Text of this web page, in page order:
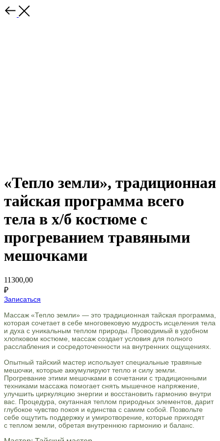
«Тепло земли», традиционная
тайская программа всего
тела в х/б костюме с
прогреванием травяными
мешочками
11300,00
₽
Записаться
Массаж «Тепло земли» — это традиционная тайская программа,
которая сочетает в себе многовековую мудрость исцеления тела
и духа с уникальным теплом природы. Проводимый в удобном
хлопковом костюме, массаж создает условия для полного
расслабления и сосредоточенности на внутренних ощущениях.
Опытный тайский мастер использует специальные травяные
мешочки, которые аккумулируют тепло и силу земли.
Прогревание этими мешочками в сочетании с традиционными
техниками массажа помогает снять мышечное напряжение,
улучшить циркуляцию энергии и восстановить гармонию внутри
вас. Процедура, окутанная теплом природных элементов, дарит
глубокое чувство покоя и единства с самим собой. Позвольте
себе ощутить поддержку и умиротворение, которые приходят
с теплом земли, обретая внутреннюю гармонию и баланс.